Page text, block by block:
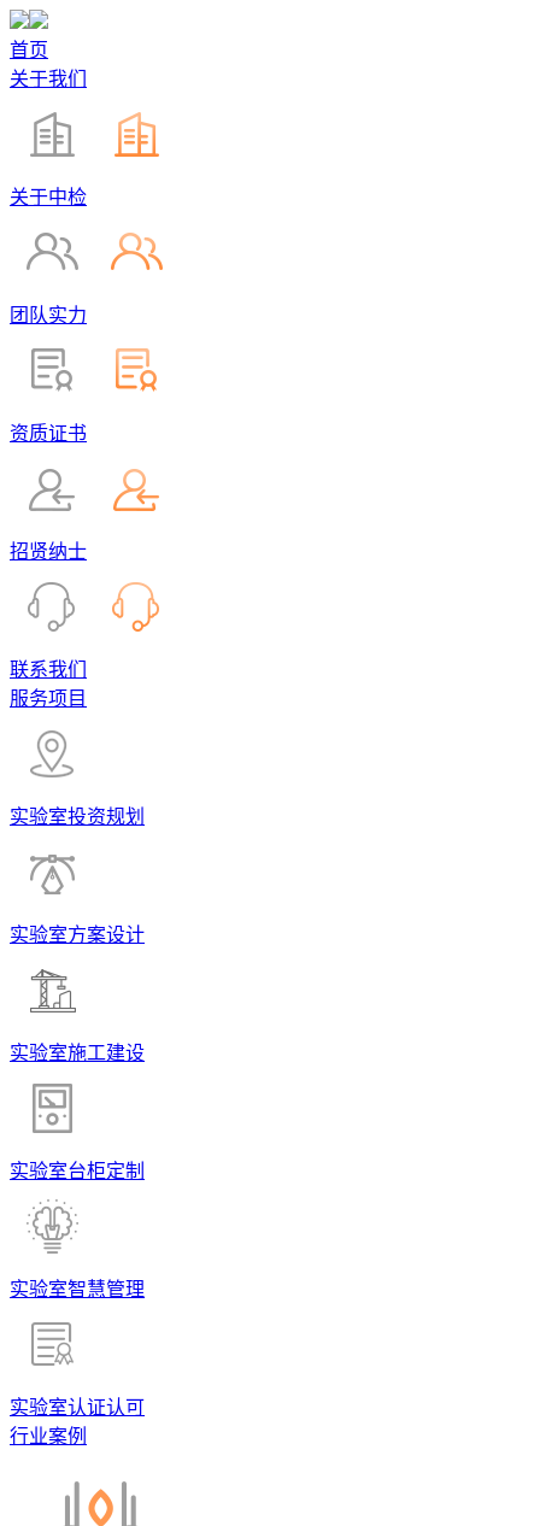
首页
关于我们
关于中检
团队实力
资质证书
招贤纳士
联系我们
服务项目
实验室投资规划
实验室方案设计
实验室施工建设
实验室台柜定制
实验室智慧管理
实验室认证认可
行业案例